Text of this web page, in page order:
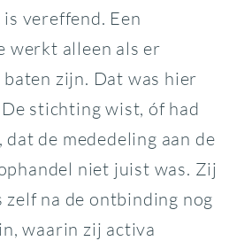
vereffend. Een
alleen als er
zijn. Dat was hier
stichting wist, óf had
de mededeling aan de
niet juist was. Zij
zelf na de ontbinding nog
waarin zij activa